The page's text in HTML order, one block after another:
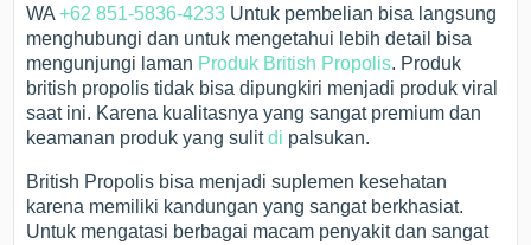
WA+62 851-5836-4233 Untuk pembelian bisa langsung
menghubungi dan untuk mengetahui lebih detail bisa
mengunjungi laman Produk British Propolis. Produk
british propolis tidak bisa dipungkiri menjadi produk viral
saat ini. Karena kualitasnya yang sangat premium dan
keamanan produk yang sulitdi palsukan.
British Propolis bisa menjadi suplemen kesehatan
karena memiliki kandungan yang sangat berkhasiat.
Untuk mengatasi berbagai macam penyakit dan sangat